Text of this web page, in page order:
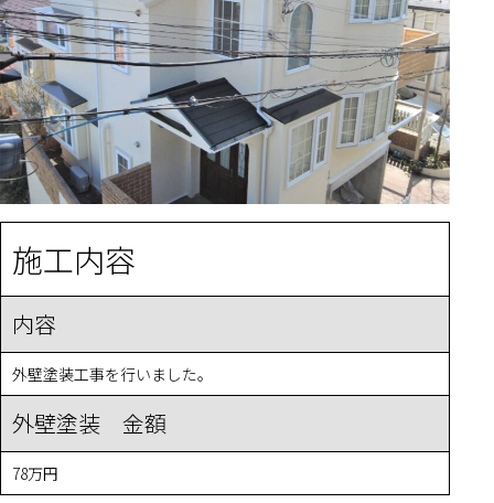
施工内容
内容
外壁塗装工事を行いました。
外壁塗装 金額
78万円